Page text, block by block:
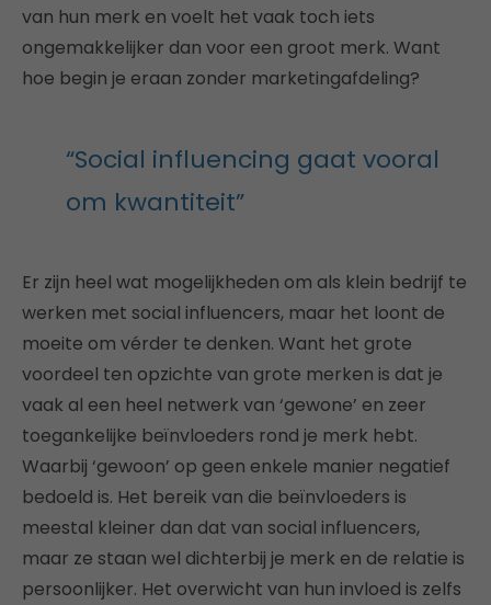
van hun merk en voelt het vaak toch iets
ongemakkelijker dan voor een groot merk. Want
hoe begin je eraan zonder marketingafdeling?
“Social influencing gaat vooral
om kwantiteit”
Er zijn heel wat mogelijkheden om als klein bedrijf te
werken met social influencers, maar het loont de
moeite om vérder te denken. Want het grote
voordeel ten opzichte van grote merken is dat je
vaak al een heel netwerk van ‘gewone’ en zeer
toegankelijke beïnvloeders rond je merk hebt.
Waarbij ‘gewoon’ op geen enkele manier negatief
bedoeld is. Het bereik van die beïnvloeders is
meestal kleiner dan dat van social influencers,
maar ze staan wel dichterbij je merk en de relatie is
persoonlijker. Het overwicht van hun invloed is zelfs